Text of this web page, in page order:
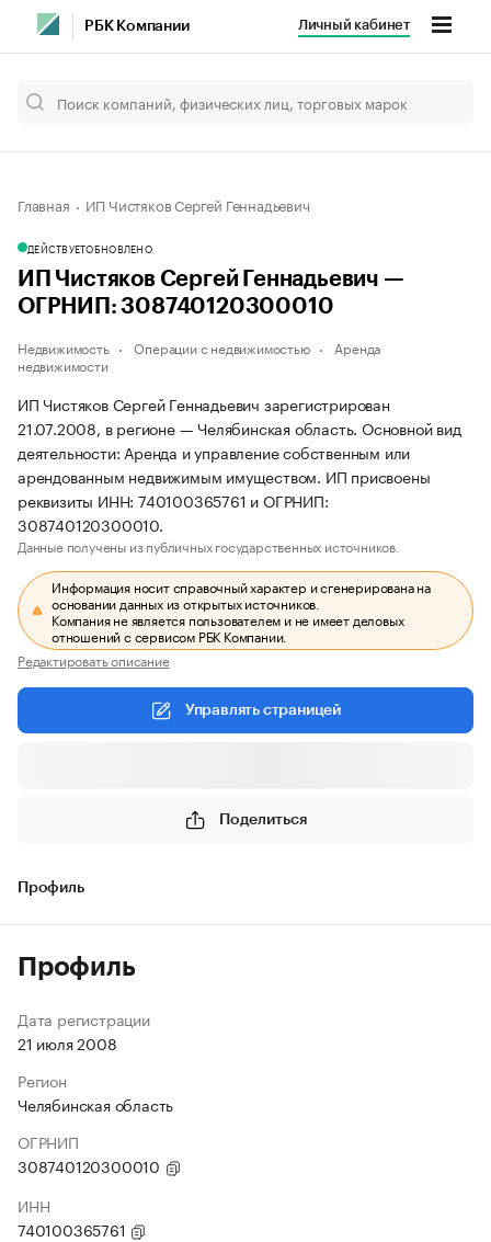
РБК Компании Личный кабинет
Главная ИП Чистяков Сергей Геннадьевич
ДЕЙСТВУЕТОБНОВЛЕНО
ИП Чистяков Сергей Геннадьевич —
ОГРНИП: 308740120300010
Недвижимость Операции с недвижимостью
Аренда
недвижимости
ИП Чистяков Сергей Геннадьевич зарегистрирован
21.07.2008, в регионе — Челябинская область. Основной вид
деятельности: Аренда и управление собственным или
арендованным недвижимым имуществом. ИП присвоены
реквизиты ИНН: 740100365761 и ОГРНИП:
308740120300010.
Данные получены из публичных государственных источников.
Информация носит справочный характер и сгенерирована на
основании данных из открытых источников.
Компания не является пользователем и не имеет деловых
отношений с сервисом РБК Компании.
Редактировать описание
Управлять страницей
Поделиться
Профиль
Профиль
Дата регистрации
21 июля 2008
Регион
Челябинская область
ОГРНИП
308740120300010
ИНН
740100365761